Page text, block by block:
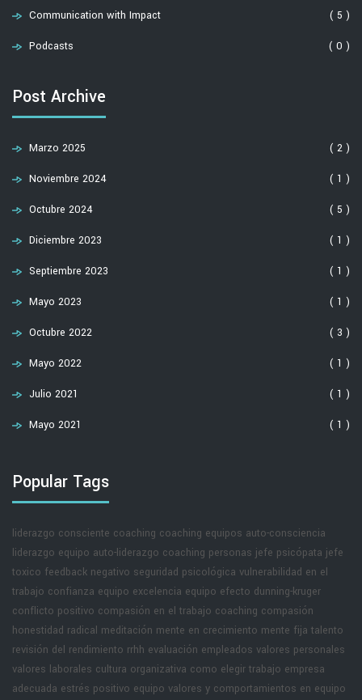
Communication with Impact ( 5 )
Podcasts ( 0 )
Post Archive
Marzo 2025 ( 2 )
Noviembre 2024 ( 1 )
Octubre 2024 ( 5 )
Diciembre 2023 ( 1 )
Septiembre 2023 ( 1 )
Mayo 2023 ( 1 )
Octubre 2022 ( 3 )
Mayo 2022 ( 1 )
Julio 2021 ( 1 )
Mayo 2021 ( 1 )
Popular Tags
liderazgo consciente coaching coaching equipos auto-consciencia
liderazgo equipo auto-liderazgo coaching personas jefe psicópata jefe
toxico feedback negativo seguridad psicológica vulnerabilidad en el
trabajo confianza equipo excelencia equipo efecto dunning-kruger
conflicto positivo compasión en el trabajo coaching compasión
honestidad radical meditación mente en crecimiento mente fija talento
revisión del rendimiento rrhh evaluación empleados valores personales
valores laborales cultura organizativa como elegir trabajo empresa
adecuada estrés positivo equipo valores y comportamientos en equipo